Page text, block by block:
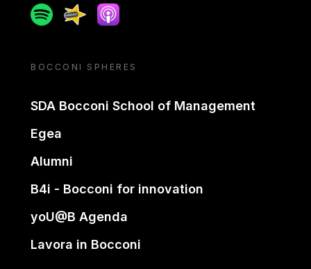
SpotifySpreakerApple podcast
BOCCONI SPHERES
SDA Bocconi School of Management
Egea
Alumni
B4i - Bocconi for innovation
yoU@B Agenda
Lavora in Bocconi